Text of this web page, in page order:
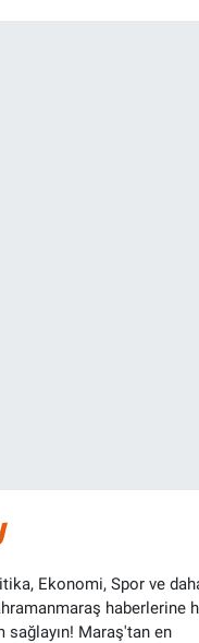
Ekonomi, Spor ve
haberlerine
sağlayın! Maraş'tan en